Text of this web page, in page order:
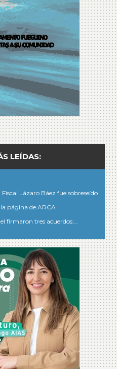
LEÍDAS:
Lázaro Báez fue sobreseído
la página de ARCA
firmaron tres acuerdos:…